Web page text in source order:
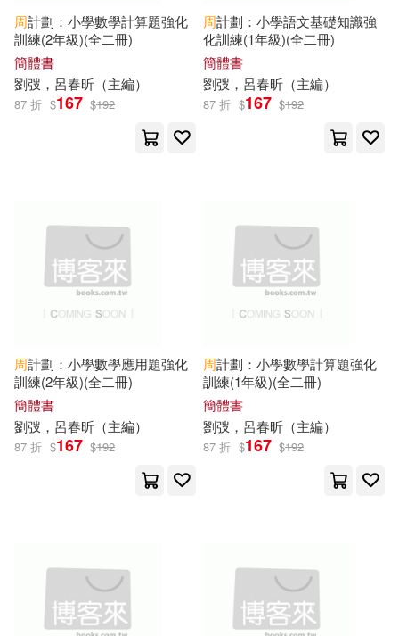
きさらぎゆり(13)
よっしゃあっ！(13)
張春風（主編）(13)
未知香(13) 米田和佐(13)
胡維勤（主編）(13)
藤いちのせ(13)
陳有亮（主編）(13)
知識產權出版社(90)
中國科學技術大學出版社(89)
Neo Media(88)
北京工藝美術出版社(88)
江蘇鳳凰科學技術出版社(88)
法律出版社(87)
中國社會科學出版社(86)
合肥工業大學出版社(85)
金盾出版社(84)
周計劃：小學數學計算題強化
訓練(2年級)(全二冊)
簡體書
劉弢，呂春昕（主編）
87 折 $167 $192
周計劃：小學語文基礎知識強
化訓練(1年級)(全二冊)
簡體書
劉弢，呂春昕（主編）
87 折 $167 $192
周計劃：小學數學應用題強化
訓練(2年級)(全二冊)
簡體書
劉弢，呂春昕（主編）
87 折 $167 $192
周計劃：小學數學計算題強化
訓練(1年級)(全二冊)
簡體書
劉弢，呂春昕（主編）
87 折 $167 $192